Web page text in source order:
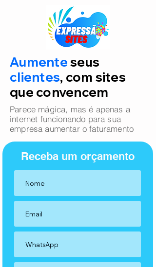
Aumenteseus
clientes, com sites
que convencem
Parece mágica, mas é apenas a
internet funcionando para sua
empresa aumentar o faturamento
Receba um orçamento